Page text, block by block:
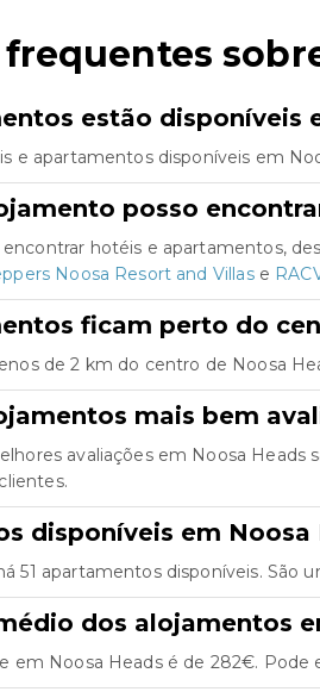
estão disponíveis
e apartamentos disponíveis em
posso
hotéis e apartamentos,
Noosa Resort and Villase
ficam perto do
de 2 km do centro de Noosa
mais bem
avaliações em Noosa Heads
disponíveis em Noosa
51 apartamentos disponíveis. São
dos alojamentos
em Noosa Heads é de 282€. Pode